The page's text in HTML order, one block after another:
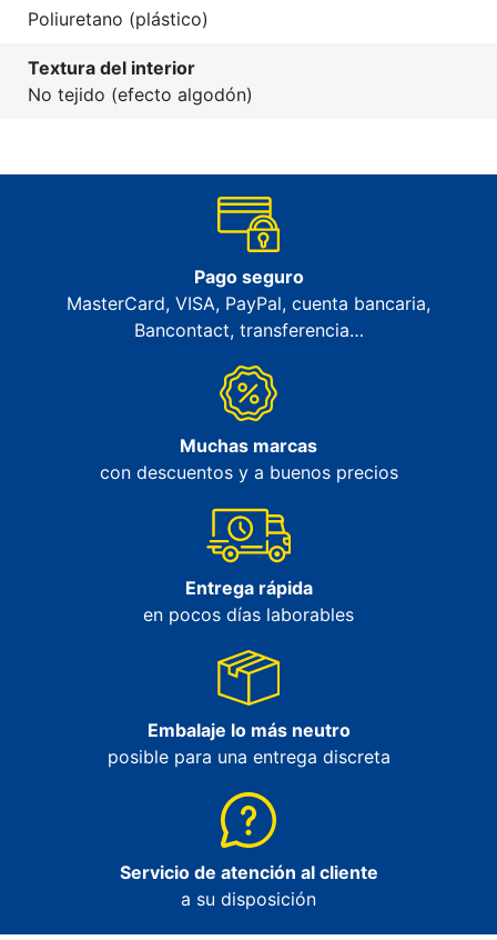
Poliuretano (plástico)
Textura del interior
No tejido (efecto algodón)
Pago seguro
MasterCard, VISA, PayPal, cuenta bancaria,
Bancontact, transferencia…
Muchas marcas
con descuentos y a buenos precios
Entrega rápida
en pocos días laborables
Embalaje lo más neutro
posible para una entrega discreta
Servicio de atención al cliente
a su disposición